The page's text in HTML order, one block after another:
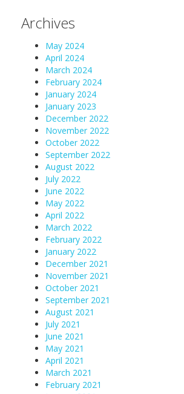
Archives
May 2024
April 2024
March 2024
February 2024
January 2024
January 2023
December 2022
November 2022
October 2022
September 2022
August 2022
July 2022
June 2022
May 2022
April 2022
March 2022
February 2022
January 2022
December 2021
November 2021
October 2021
September 2021
August 2021
July 2021
June 2021
May 2021
April 2021
March 2021
February 2021